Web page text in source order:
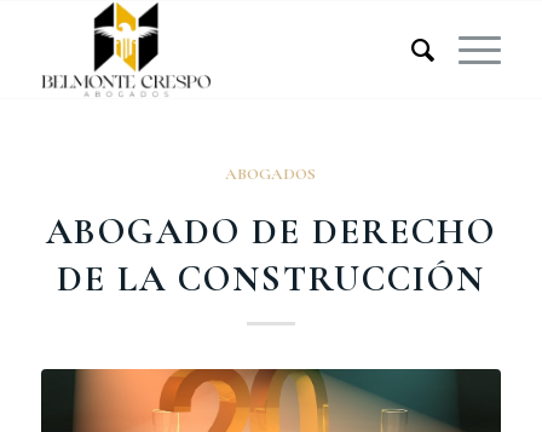
ABOGADOS
ABOGADO DE DERECHO
DE LA CONSTRUCCIÓN